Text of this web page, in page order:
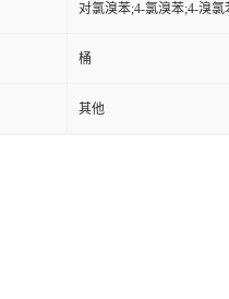
对氯溴苯;4-氯溴苯;4-溴氯
桶
其他